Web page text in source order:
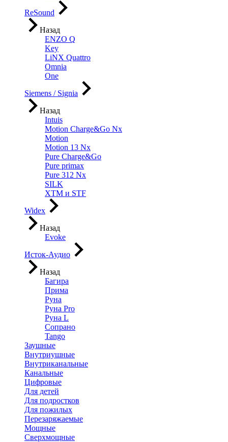
ReSound
Назад
ENZO Q
Key
LiNX Quattro
Omnia
One
Siemens / Signia
Назад
Intuis
Motion Charge&Go Nx
Motion
Motion 13 Nx
Pure Charge&Go
Pure primax
Pure 312 Nx
SILK
XTM и STF
Widex
Назад
Evoke
Исток-Аудио
Назад
Багира
Прима
Руна
Руна Pro
Руна L
Сопрано
Tango
Заушные
Внутриушные
Внутриканальные
Канальные
Цифровые
Для детей
Для подростков
Для пожилых
Перезаряжаемые
Мощные
Сверхмощные